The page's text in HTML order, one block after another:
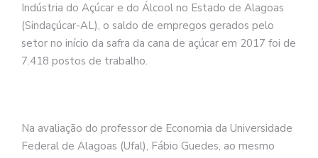
Indústria do Açúcar e do Álcool no Estado de Alagoas
(Sindaçúcar-AL), o saldo de empregos gerados pelo
setor no início da safra da cana de açúcar em 2017 foi de
7.418 postos de trabalho.
Na avaliação do professor de Economia da Universidade
Federal de Alagoas (Ufal), Fábio Guedes, ao mesmo